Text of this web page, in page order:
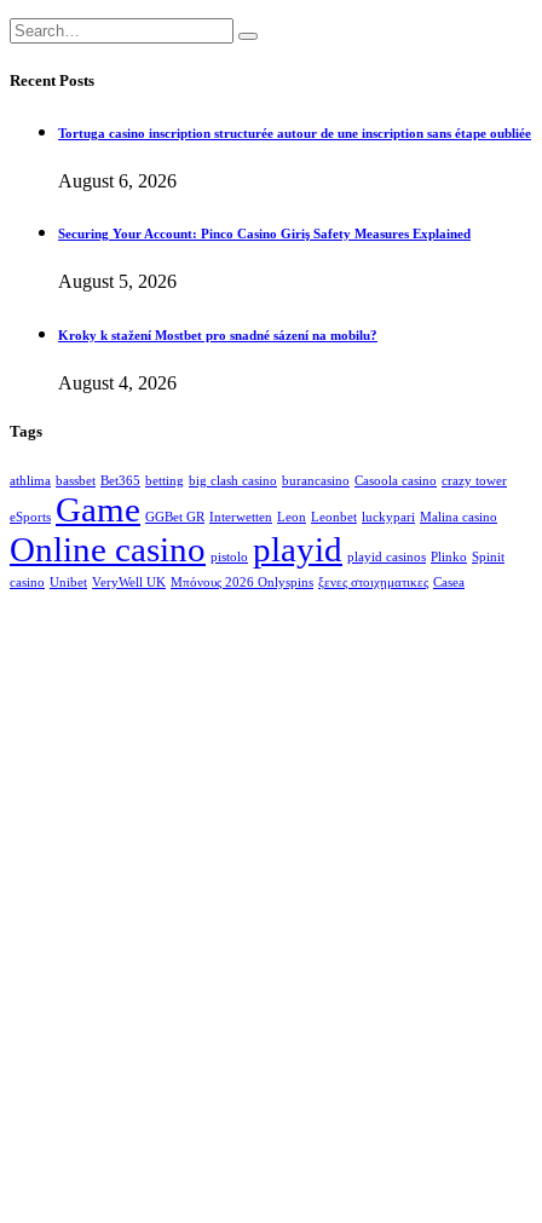
Recent Posts
Tortuga casino inscription structurée autour de une inscription sans étape oubliée
August 6, 2026
Securing Your Account: Pinco Casino Giriş Safety Measures Explained
August 5, 2026
Kroky k stažení Mostbet pro snadné sázení na mobilu?
August 4, 2026
Tags
athlima bassbet Bet365 betting big clash casino burancasino Casoola casino crazy tower
eSports Game GGBet GR Interwetten Leon Leonbet luckypari Malina casino
Online casino pistolo playid playid casinos Plinko Spinit
casino Unibet VeryWell UK Μπόνους 2026 Onlyspins ξενες στοιχηματικες Сasea